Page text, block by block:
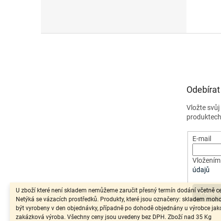
U zboží které není skladem nemůžeme zaručit přesný termín dodání včetně
Netýká se vázacích prostředků. Produkty, které jsou označeny: skladem
být vyrobeny v den objednávky, případně po dohodě objednány u výrobce
zakázková výroba. Všechny ceny jsou uvedeny bez DPH. Zboží nad 35 Kg
Vložte
E-mail
údajů